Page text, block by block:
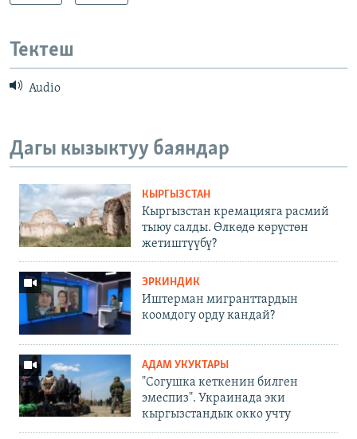
Тектеш
Audio
Дагы кызыктуу баяндар
КЫРГЫЗСТАН
Кыргызстан кремацияга расмий
тыюу салды. Өлкөдө көрүстөн
жетиштүүбү?
ЭРКИНДИК
Иштерман мигранттардын
коомдогу орду кандай?
АДАМ УКУКТАРЫ
"Согушка кеткенин билген
эмеспиз". Украинада эки
кыргызстандык окко учту